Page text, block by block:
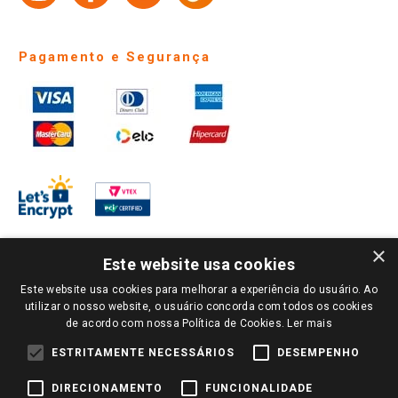
Pagamento e Segurança
PARA VER OS PREÇOS DA SUA REGIÃO, FAÇA LOGIN E SELECIONE A LOJA DE
SUA PREFERÊNCIA. SOMENTE APÓS O LOGIN, OS PREÇOS DA SUA REGIÃO OU
LOJA SERÃO CARREGADOS.
TODOS OS PREÇOS E CONDIÇÕES COMERCIAIS DESTE SITE SÃO VÁLIDOS APENAS
PARA COMPRAS REALIZADAS NO GIASSI.COM.BR E NA LOJA SELECIONADA
PREÇOS PARA AS VENDAS ONLINE DIVULGADOS NO SITE PREVALECEM ANTE
×
Este website usa cookies
Este website usa cookies para melhorar a experiência do usuário. Ao
utilizar o nosso website, o usuário concorda com todos os cookies
de acordo com nossa Política de Cookies. Ler mais
ESTRITAMENTE NECESSÁRIOS DESEMPENHO
DIRECIONAMENTO FUNCIONALIDADE